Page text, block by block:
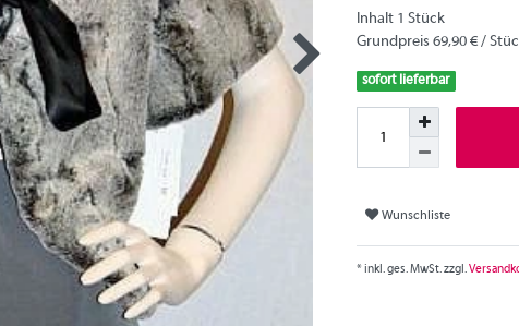
Inhalt 1 Stück
Grundpreis 69,90 € /
sofort lieferbar
Wunschliste
* inkl. ges. MwSt. zzgl.